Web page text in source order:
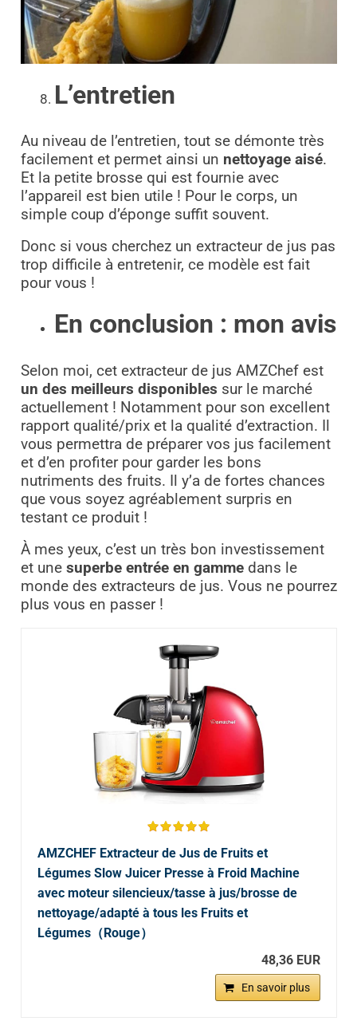
L’entretien
Au niveau de l’entretien, tout se démonte très
facilement et permet ainsi un nettoyage aisé.
Et la petite brosse qui est fournie avec
l’appareil est bien utile ! Pour le corps, un
simple coup d’éponge suffit souvent.
Donc si vous cherchez un extracteur de jus pas
trop difficile à entretenir, ce modèle est fait
pour vous !
En conclusion : mon avis
Selon moi, cet extracteur de jus AMZChef est
un des meilleurs disponibles sur le marché
actuellement ! Notamment pour son excellent
rapport qualité/prix et la qualité d’extraction. Il
vous permettra de préparer vos jus facilement
et d’en profiter pour garder les bons
nutriments des fruits. Il y’a de fortes chances
que vous soyez agréablement surpris en
testant ce produit !
À mes yeux, c’est un très bon investissement
et une superbe entrée en gammedans le
monde des extracteurs de jus. Vous ne pourrez
plus vous en passer !
AMZCHEF Extracteur de Jus de Fruits et
Légumes Slow Juicer Presse à Froid Machine
avec moteur silencieux/tasse à jus/brosse de
nettoyage/adapté à tous les Fruits et
Légumes（Rouge）
48,36 EUR
En savoir plus